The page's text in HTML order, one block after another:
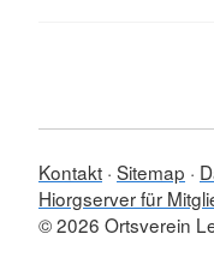
Kontakt Sitemap
Hiorgserver für
© 2026 Ortsverein